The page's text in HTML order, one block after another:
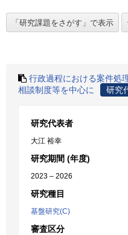
行政過程における案件処
相談制度等を中心に
研究
研究代表者
大江 裕幸
研究期間 (年度)
2023 – 2026
研究種目
基盤研究(C)
審査区分